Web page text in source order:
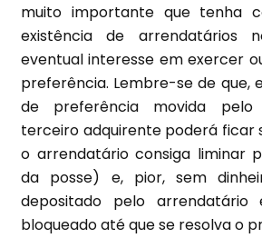
muito importante que tenha
existência de arrendatários
eventual interesse em exercer
preferência. Lembre-se de que,
de preferência movida pelo
terceiro adquirente poderá ficar
o arrendatário consiga liminar
da posse) e, pior, sem
depositado pelo
bloqueado até que se resolva o